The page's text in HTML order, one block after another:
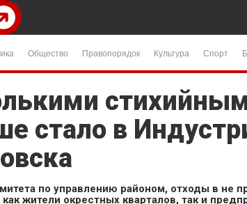
Общество Правопорядок Культура Спорт
стало в
по управлению районом, отходы в не
жители окрестных кварталов, так и